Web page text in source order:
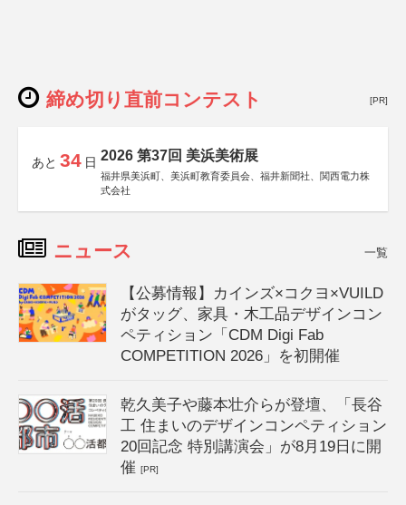
締め切り直前コンテスト [PR]
あと 34 日 2026 第37回 美浜美術展
福井県美浜町、美浜町教育委員会、福井新聞社、関西電力株
式会社
ニュース 一覧
【公募情報】カインズ×コクヨ×VUILD
がタッグ、家具・木工品デザインコン
ペティション「CDM Digi Fab
COMPETITION 2026」を初開催
乾久美子や藤本壮介らが登壇、「長谷
工 住まいのデザインコンペティション
20回記念 特別講演会」が8月19日に開
催[PR]